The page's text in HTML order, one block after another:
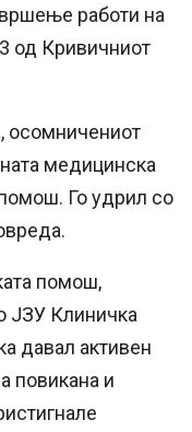
работи на
од Кривичниот
осомничениот
медицинска
Го удрил со
помош,
ЈЗУ Клиничка
давал активен
повикана и